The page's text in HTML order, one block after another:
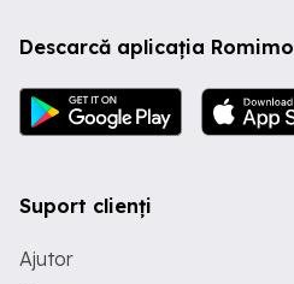
Descarcă aplicația Romimo
Suport clienți
Ajutor